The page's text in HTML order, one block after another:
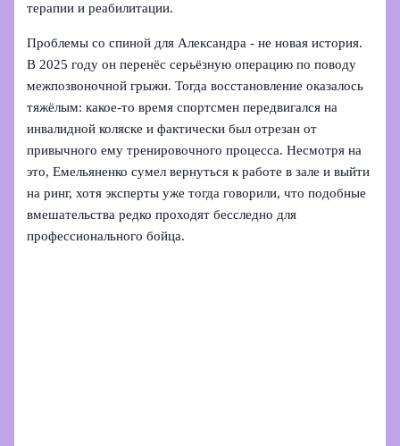
терапии и реабилитации.
Проблемы со спиной для Александра - не новая история.
В 2025 году он перенёс серьёзную операцию по поводу
межпозвоночной грыжи. Тогда восстановление оказалось
тяжёлым: какое‑то время спортсмен передвигался на
инвалидной коляске и фактически был отрезан от
привычного ему тренировочного процесса. Несмотря на
это, Емельяненко сумел вернуться к работе в зале и выйти
на ринг, хотя эксперты уже тогда говорили, что подобные
вмешательства редко проходят бесследно для
профессионального бойца.